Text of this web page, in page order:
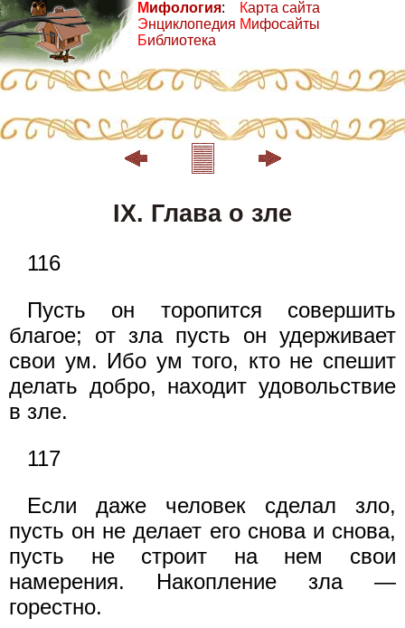
Мифология:
Энциклопедия
Библиотека
Карта сайта
Мифосайты
IX. Глава о зле
116
Пусть он торопится совершить
благое; от зла пусть он удерживает
свои ум. Ибо ум того, кто не спешит
делать добро, находит удовольствие
в зле.
117
Если даже человек сделал зло,
пусть он не делает его снова и снова,
пусть не строит на нем свои
намерения. Накопление зла —
горестно.